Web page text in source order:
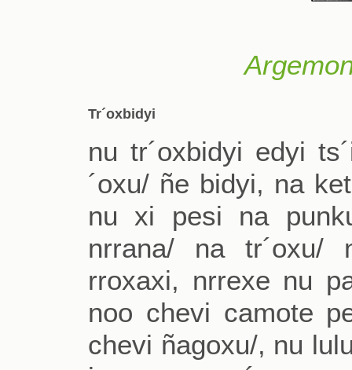
Tr´oxbidyi
nu tr´oxbidyi edyi
´oxu/ ñe bidyi, na
nu xi pesi na
nrrana/ na tr´oxu/
rroxaxi, nrrexe nu
noo chevi camote
chevi ñagoxu/, nu